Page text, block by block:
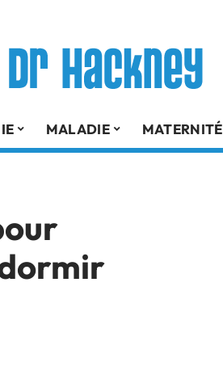
MALADIE MATERNITÉ